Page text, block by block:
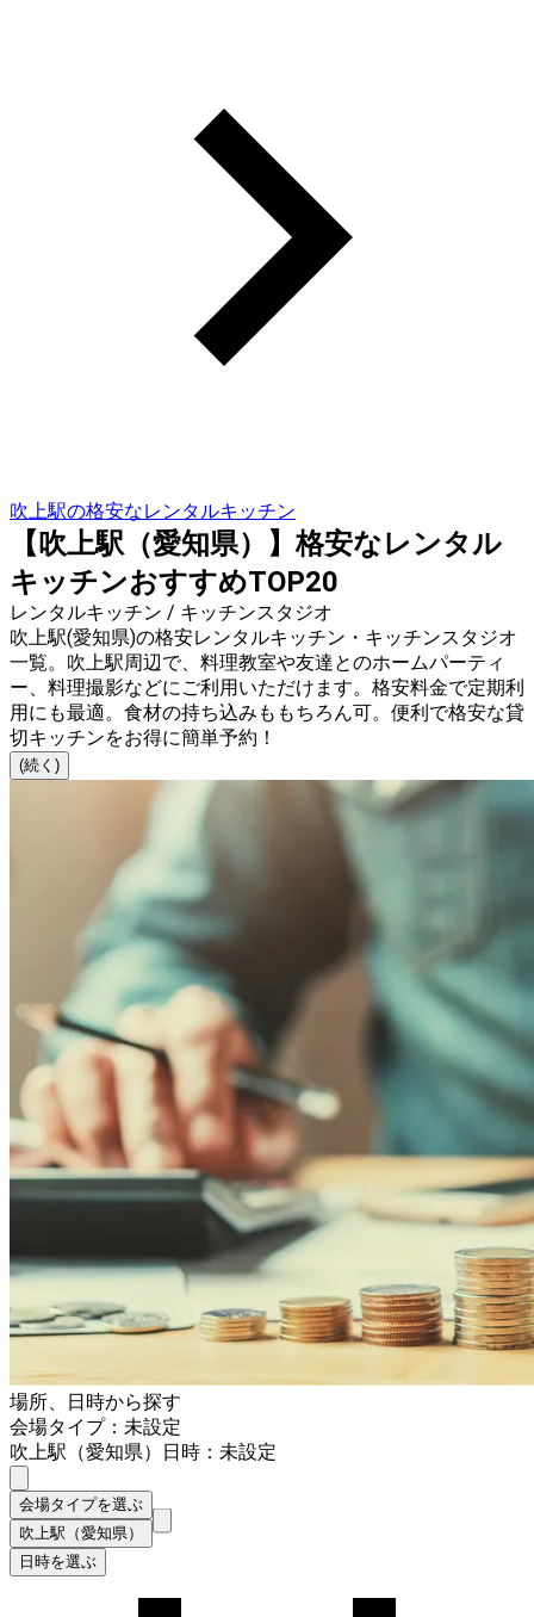
吹上駅の格安なレンタルキッチン
【吹上駅（愛知県）】格安なレンタル
キッチンおすすめTOP20
レンタルキッチン / キッチンスタジオ
吹上駅(愛知県)の格安レンタルキッチン・キッチンスタジオ
一覧。吹上駅周辺で、料理教室や友達とのホームパーティ
ー、料理撮影などにご利用いただけます。格安料金で定期利
用にも最適。食材の持ち込みももちろん可。便利で格安な貸
切キッチンをお得に簡単予約！
(続く)
場所、日時から探す
会場タイプ：未設定
吹上駅（愛知県）
日時：未設定
会場タイプを選ぶ
吹上駅（愛知県）
日時を選ぶ